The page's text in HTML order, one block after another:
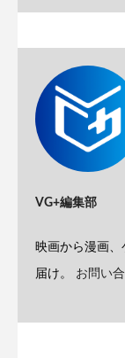
VG+編集部
映画から漫画、
届け。 お問い